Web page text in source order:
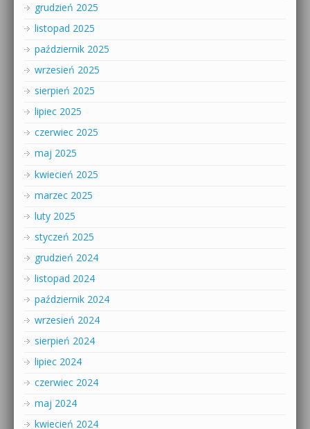
grudzień 2025
listopad 2025
październik 2025
wrzesień 2025
sierpień 2025
lipiec 2025
czerwiec 2025
maj 2025
kwiecień 2025
marzec 2025
luty 2025
styczeń 2025
grudzień 2024
listopad 2024
październik 2024
wrzesień 2024
sierpień 2024
lipiec 2024
czerwiec 2024
maj 2024
kwiecień 2024